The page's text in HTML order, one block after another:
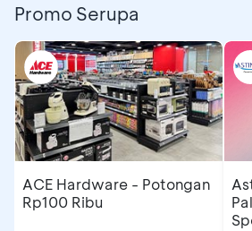
Promo Serupa
ACE Hardware - Potongan
Rp100 Ribu